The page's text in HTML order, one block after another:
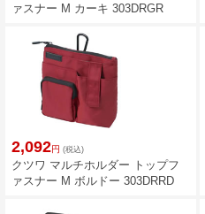
ァスナー M カーキ 303DRGR
2,092円 (税込)
クツワ マルチホルダー トップフ
ァスナー M ボルドー 303DRRD